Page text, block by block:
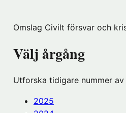
fönster
Omslag Civilt försvar och
Välj årgång
Utforska tidigare nummer
2025